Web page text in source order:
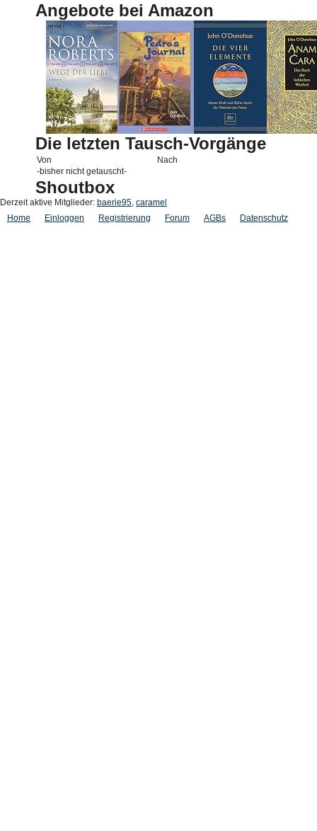
Angebote bei Amazon
Die letzten Tausch-Vorgänge
Von
Nach
-bisher nicht getauscht-
Shoutbox
Derzeit aktive Mitglieder: baerie95, caramel
Home
Einloggen Registrierung Forum AGBs Datenschutz